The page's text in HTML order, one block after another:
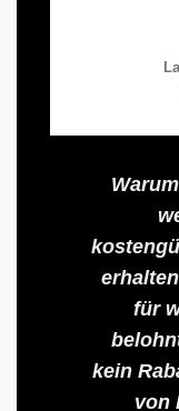
für
kein
von